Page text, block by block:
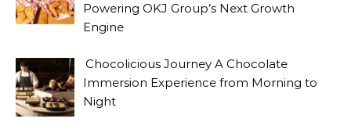
Powering OKJ Group’s Next Growth
Engine
Chocolicious Journey A Chocolate
Immersion Experience from Morning to
Night